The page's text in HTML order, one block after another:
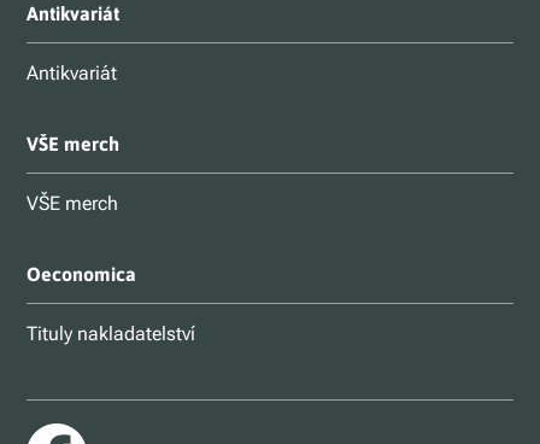
Antikvariát
Antikvariát
VŠE merch
VŠE merch
Oeconomica
Tituly nakladatelství